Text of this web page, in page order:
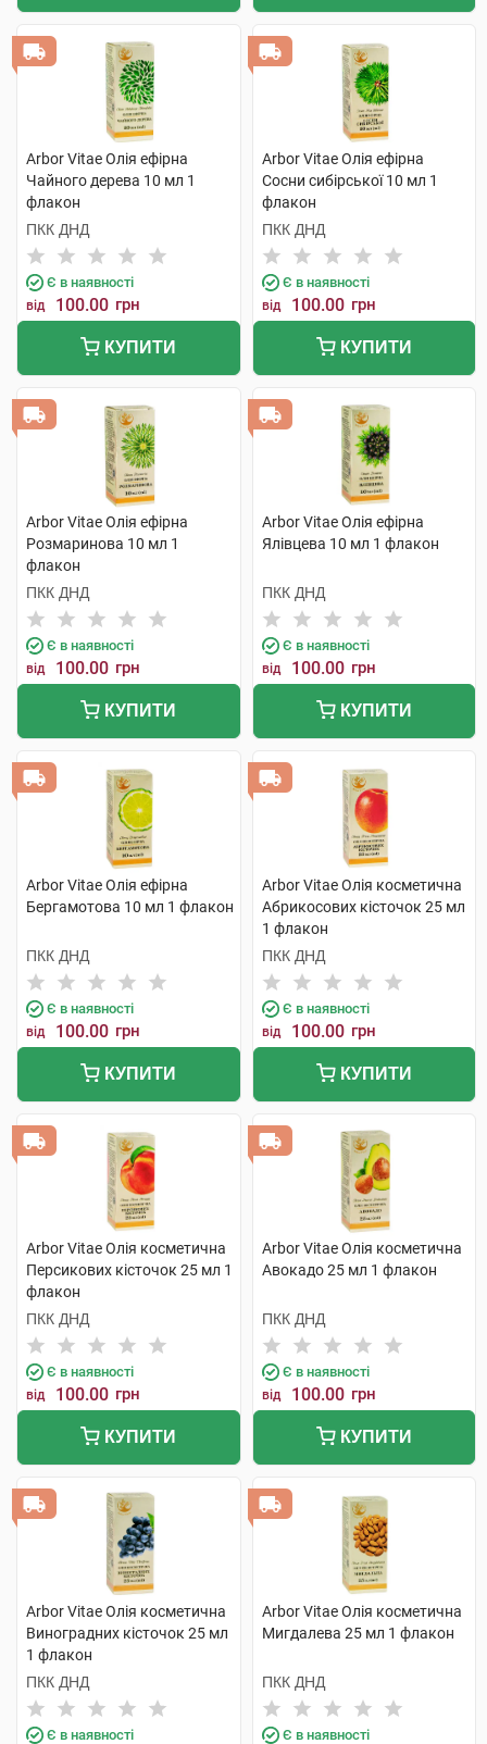
Arbor Vitae Олія ефірна
Чайного дерева 10 мл 1
флакон
ПКК ДНД
Є в наявності
від 100.00 грн
КУПИТИ
Arbor Vitae Олія ефірна
Сосни сибірської 10 мл 1
флакон
ПКК ДНД
Є в наявності
від 100.00 грн
КУПИТИ
Arbor Vitae Олія ефірна
Розмаринова 10 мл 1
флакон
ПКК ДНД
Є в наявності
від 100.00 грн
КУПИТИ
Arbor Vitae Олія ефірна
Ялівцева 10 мл 1 флакон
ПКК ДНД
Є в наявності
від 100.00 грн
КУПИТИ
Arbor Vitae Олія ефірна
Бергамотова 10 мл 1 флакон
ПКК ДНД
Є в наявності
від 100.00 грн
КУПИТИ
Arbor Vitae Олія косметична
Абрикосових кісточок 25 мл
1 флакон
ПКК ДНД
Є в наявності
від 100.00 грн
КУПИТИ
Arbor Vitae Олія косметична
Персикових кісточок 25 мл 1
флакон
ПКК ДНД
Є в наявності
від 100.00 грн
КУПИТИ
Arbor Vitae Олія косметична
Авокадо 25 мл 1 флакон
ПКК ДНД
Є в наявності
від 100.00 грн
КУПИТИ
Arbor Vitae Олія косметична
Виноградних кісточок 25 мл
1 флакон
ПКК ДНД
Є в наявності
Arbor Vitae Олія косметична
Мигдалева 25 мл 1 флакон
ПКК ДНД
Є в наявності